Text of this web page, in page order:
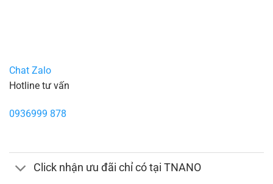
Chat Zalo
Hotline tư vấn
0936999 878
Click nhận ưu đãi chỉ có tại TNANO